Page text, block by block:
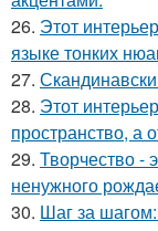
26. Этот
языке тонких
27.
28. Этот
пространство, а
29. Творчество -
ненужного
30. Шаг за шагом: